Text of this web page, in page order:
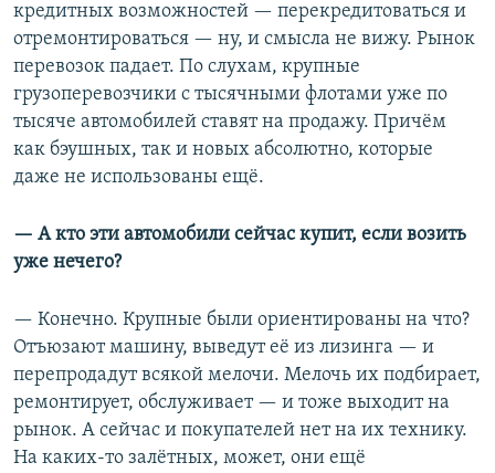
кредитных возможностей — перекредитоваться и
отремонтироваться — ну, и смысла не вижу. Рынок
перевозок падает. По слухам, крупные
грузоперевозчики с тысячными флотами уже по
тысяче автомобилей ставят на продажу. Причём
как бэушных, так и новых абсолютно, которые
даже не использованы ещё.
— А кто эти автомобили сейчас купит, если возить
уже нечего?
— Конечно. Крупные были ориентированы на что?
Отъюзают машину, выведут её из лизинга — и
перепродадут всякой мелочи. Мелочь их подбирает,
ремонтирует, обслуживает — и тоже выходит на
рынок. А сейчас и покупателей нет на их технику.
На каких-то залётных, может, они ещё